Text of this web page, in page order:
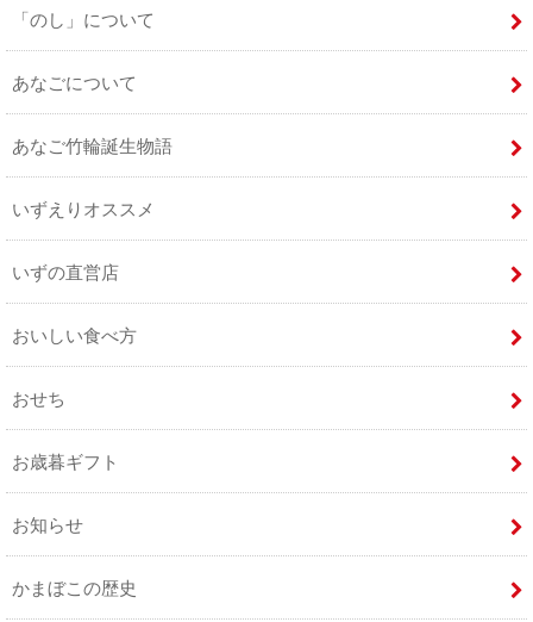
「のし」について
あなごについて
あなご竹輪誕生物語
いずえりオススメ
いずの直営店
おいしい食べ方
おせち
お歳暮ギフト
お知らせ
かまぼこの歴史